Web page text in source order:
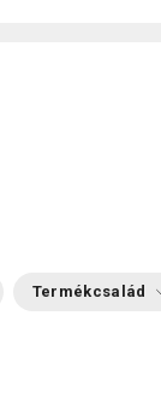
Termékcsalád